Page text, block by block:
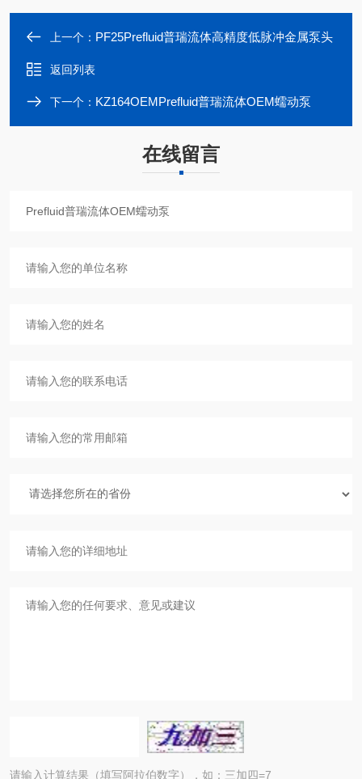
上一个： PF25Prefluid普瑞流体高精度低脉冲金属泵头
返回列表
下一个： KZ164OEMPrefluid普瑞流体OEM蠕动泵
在线留言
请输入计算结果（填写阿拉伯数字），如：三加四=7